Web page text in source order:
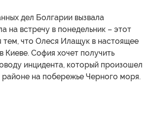
дел Болгарии вызвала
на встречу в понедельник – этот
тем, что Олеся Илащук в настоящее
Киеве. София хочет получить
инцидента, который произошел
районе на побережье Черного моря.